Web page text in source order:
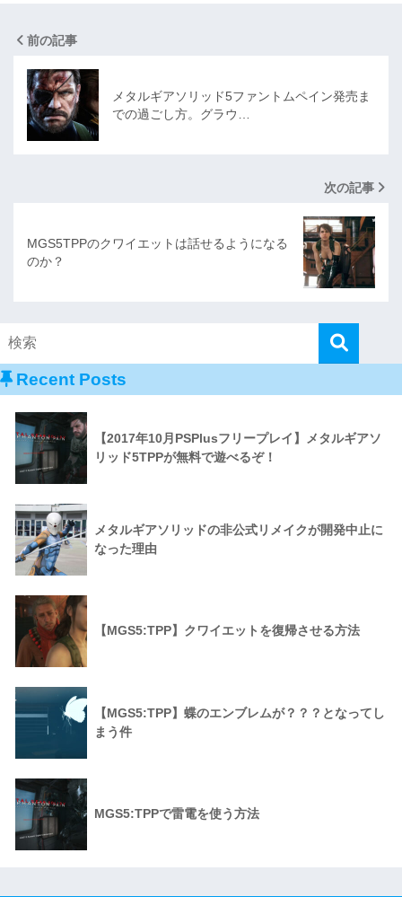
前の記事
メタルギアソリッド5ファントムペイン発売ま
での過ごし方。グラウ…
次の記事
MGS5TPPのクワイエットは話せるようになる
のか？
Recent Posts
【2017年10月PSPlusフリープレイ】メタルギアソ
リッド5TPPが無料で遊べるぞ！
メタルギアソリッドの非公式リメイクが開発中止に
なった理由
【MGS5:TPP】クワイエットを復帰させる方法
【MGS5:TPP】蝶のエンブレムが？？？となってし
まう件
MGS5:TPPで雷電を使う方法